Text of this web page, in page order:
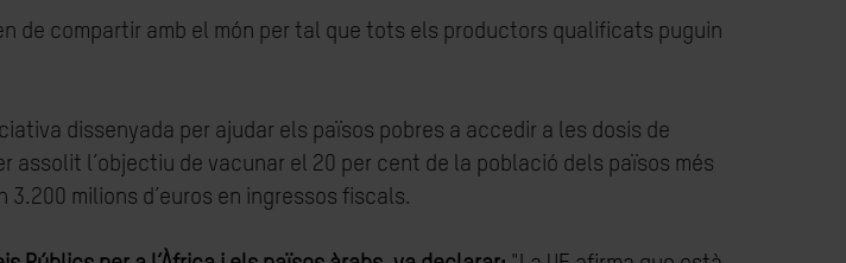
de compartir amb el món per tal que tots els productors qualificats puguin
dissenyada per ajudar els països pobres a accedir a les dosis de
assolit l’objectiu de vacunar el 20 per cent de la població dels països més
milions d’euros en ingressos fiscals.